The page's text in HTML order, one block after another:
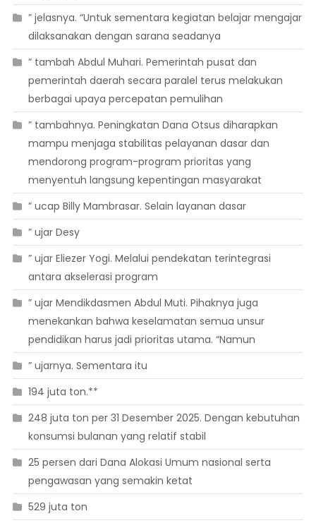
” jelasnya. “Untuk sementara kegiatan belajar mengajar
dilaksanakan dengan sarana seadanya
” tambah Abdul Muhari. Pemerintah pusat dan
pemerintah daerah secara paralel terus melakukan
berbagai upaya percepatan pemulihan
” tambahnya. Peningkatan Dana Otsus diharapkan
mampu menjaga stabilitas pelayanan dasar dan
mendorong program-program prioritas yang
menyentuh langsung kepentingan masyarakat
” ucap Billy Mambrasar. Selain layanan dasar
” ujar Desy
” ujar Eliezer Yogi. Melalui pendekatan terintegrasi
antara akselerasi program
” ujar Mendikdasmen Abdul Muti. Pihaknya juga
menekankan bahwa keselamatan semua unsur
pendidikan harus jadi prioritas utama. “Namun
” ujarnya. Sementara itu
194 juta ton.**
248 juta ton per 31 Desember 2025. Dengan kebutuhan
konsumsi bulanan yang relatif stabil
25 persen dari Dana Alokasi Umum nasional serta
pengawasan yang semakin ketat
529 juta ton